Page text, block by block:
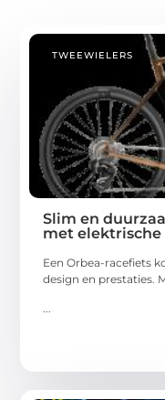
TWEEWIELERS
Slim en
met elektrische
Een Orbea-racefiets
design en prestaties.
...